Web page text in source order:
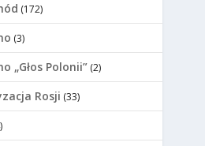
(172)
(3)
„Głos Polonii” (2)
Rosji (33)